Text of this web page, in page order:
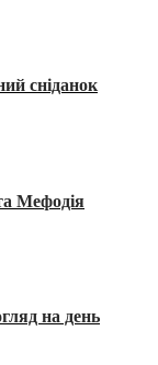
сніданок
Мефодія
на день